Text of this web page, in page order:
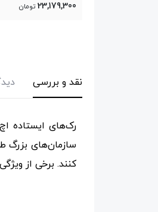
23,351,000 تومان
نقد و بررسی
رک‌های ایستاده
سازمان‌های بزرگ
کنند. برخی از